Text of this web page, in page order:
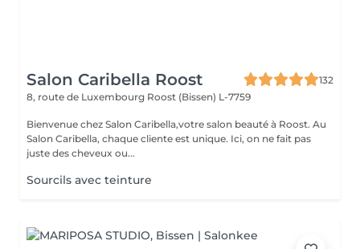
Salon Caribella Roost
132
8, route de Luxembourg Roost (Bissen) L-7759
Bienvenue chez Salon Caribella,votre salon beauté à Roost. Au
Salon Caribella, chaque cliente est unique. Ici, on ne fait pas
juste des cheveux ou...
Sourcils avec teinture